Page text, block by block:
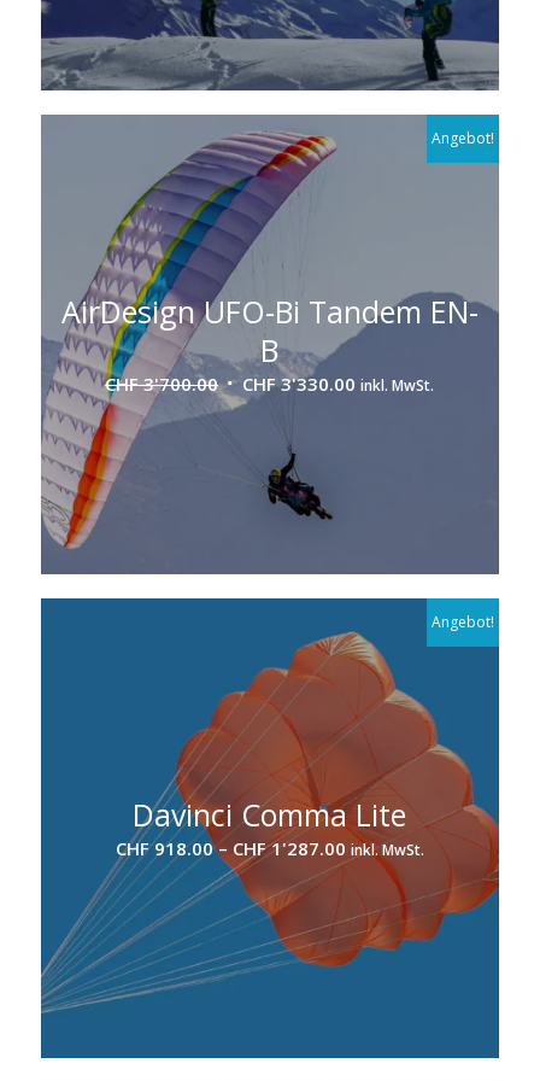
AirDesign UFO-Bi Tandem EN-
B
CHF3'700.00Ursprünglicher
Preis
CHF 3'700.00
CHF3'330.00 Aktueller
inkl. MwSt.
Angebot!
Davinci Comma Lite
CHF918.00 – CHF1'287.00Preisspanne:
CHF 918.00
CHF 1'287.00
inkl. MwSt.
Angebot!